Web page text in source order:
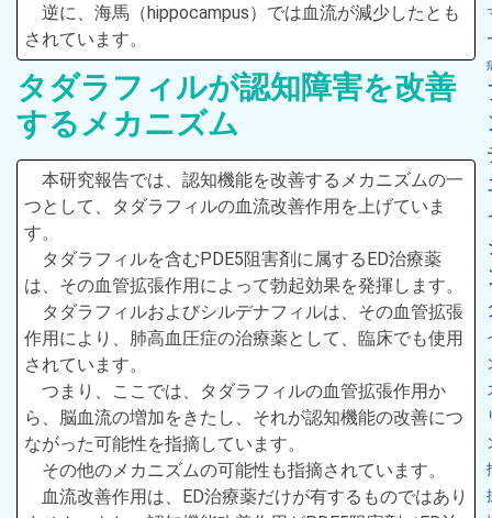
逆に、海馬（hippocampus）では血流が減少したとも
されています。
タダラフィルが認知障害を改善
するメカニズム
本研究報告では、認知機能を改善するメカニズムの一
つとして、タダラフィルの血流改善作用を上げていま
す。
タダラフィルを含むPDE5阻害剤に属するED治療薬
は、その血管拡張作用によって勃起効果を発揮します。
タダラフィルおよびシルデナフィルは、その血管拡張
作用により、肺高血圧症の治療薬として、臨床でも使用
されています。
つまり、ここでは、タダラフィルの血管拡張作用か
ら、脳血流の増加をきたし、それが認知機能の改善につ
ながった可能性を指摘しています。
その他のメカニズムの可能性も指摘されています。
血流改善作用は、ED治療薬だけが有するものではあり